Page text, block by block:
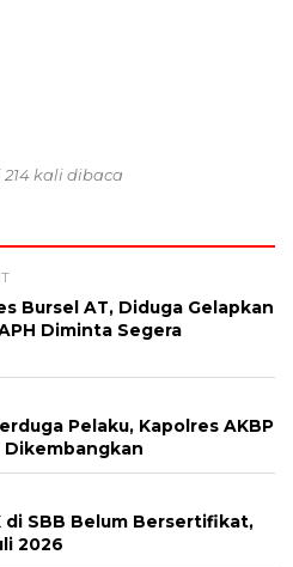
kali dibaca
Bursel AT, Diduga Gelapkan
Diminta Segera
Pelaku, Kapolres AKBP
Dikembangkan
di SBB Belum Bersertifikat,
2026